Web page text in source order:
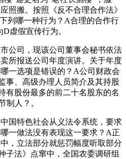
照搬。按照《反不合理合作法》
列哪一种行为？A合理的合作行
虚假宣传行为。
司，现该公司董事会秘书依法
所报送公司年度演讲。关于年度
一选项是错误的？A公司财政会
事、高级办理人员简介及其持股
有股份最多的前二十名股东的名
制人？。
特色社会从义法令系统，要求
一做法没有表现这一要求？A正
，立法部分就惩罚幅度听取部分
子法》点窜中，全国农委调研组